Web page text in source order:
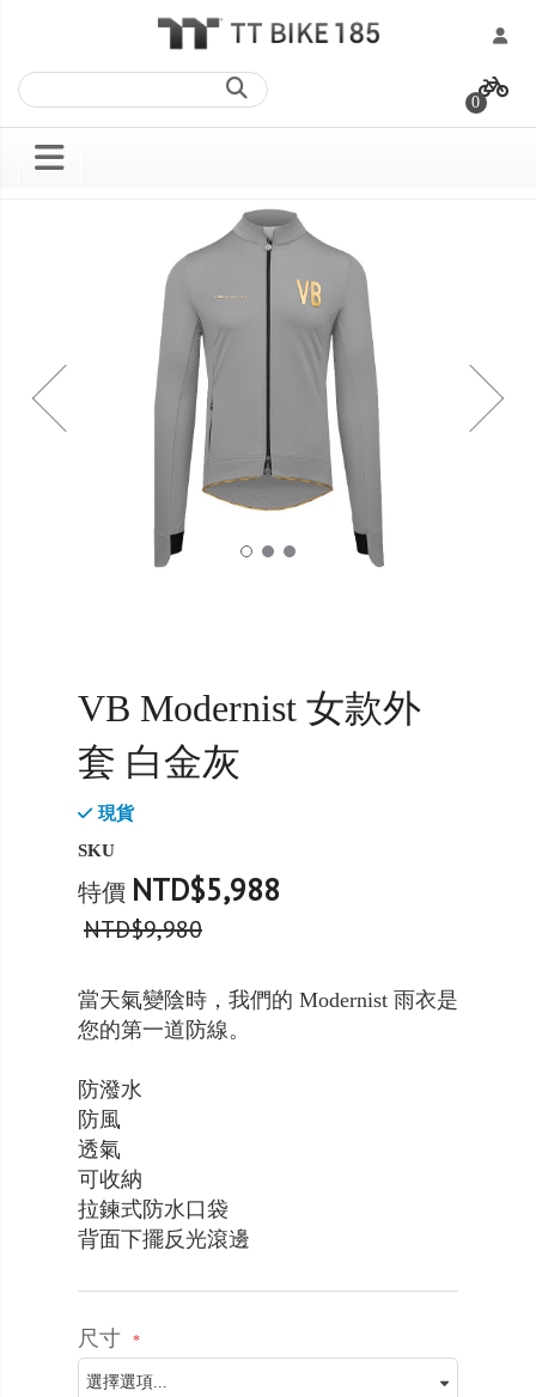
內
0
gallery
gallery
VB Modernist 女款外
套 白金灰
現貨
SKU
特價 NTD$5,988
NTD$9,980
當天氣變陰時，我們的 Modernist 雨衣是
您的第一道防線。
防潑水
防風
透氣
可收納
拉鍊式防水口袋
背面下擺反光滾邊
尺寸